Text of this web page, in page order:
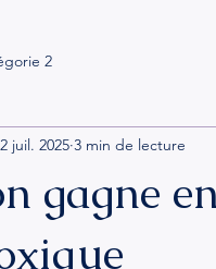
2
gagne
2 juil. 2025 3 min de lecture